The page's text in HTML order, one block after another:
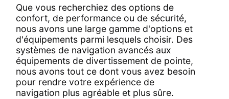
Que vous recherchiez des options de
confort, de performance ou de sécurité,
nous avons une large gamme d'options et
d'équipements parmi lesquels choisir. Des
systèmes de navigation avancés aux
équipements de divertissement de pointe,
nous avons tout ce dont vous avez besoin
pour rendre votre expérience de
navigation plus agréable et plus sûre.